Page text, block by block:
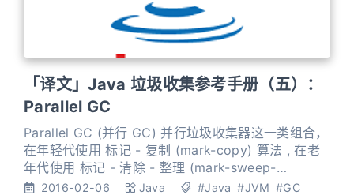
「译文」Java 垃圾收集参考手册（五）：
Parallel GC
Parallel GC (并行 GC) 并行垃圾收集器这一类组合，
在年轻代使用 标记 - 复制 (mark-copy) 算法 , 在老
年代使用 标记 - 清除 - 整理 (mark-sweep-
compact) 算法。年轻代和老年代的垃圾回收都会触
2016-02-06 Java #Java #JVM #GC